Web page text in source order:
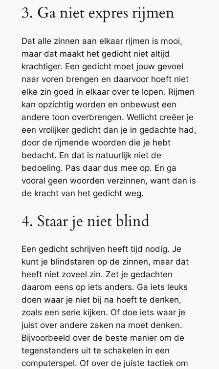
3. Ga niet expres rijmen
Dat alle zinnen aan elkaar rijmen is mooi,
maar dat maakt het gedicht niet altijd
krachtiger. Een gedicht moet jouw gevoel
naar voren brengen en daarvoor hoeft niet
elke zin goed in elkaar over te lopen. Rijmen
kan opzichtig worden en onbewust een
andere toon overbrengen. Wellicht creëer je
een vrolijker gedicht dan je in gedachte had,
door de rijmende woorden die je hebt
bedacht. En dat is natuurlijk niet de
bedoeling. Pas daar dus mee op. En ga
vooral geen woorden verzinnen, want dan is
de kracht van het gedicht weg.
4. Staar je niet blind
Een gedicht schrijven heeft tijd nodig. Je
kunt je blindstaren op de zinnen, maar dat
heeft niet zoveel zin. Zet je gedachten
daarom eens op iets anders. Ga iets leuks
doen waar je niet bij na hoeft te denken,
zoals een serie kijken. Of doe iets waar je
juist over andere zaken na moet denken.
Bijvoorbeeld over de beste manier om de
tegenstanders uit te schakelen in een
computerspel. Of over de juiste tactiek om